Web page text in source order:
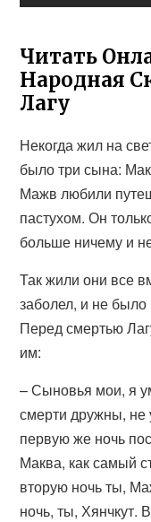
Читать
Народная
Лагу
Некогда жил на
было три сына:
Мажв любили
пастухом. Он
больше ничему и
Так жили они все
заболел, и не
Перед смертью
им:
– Сыновья мои, я
смерти дружны, не
первую же ночь
Маква, как самый
вторую ночь ты,
ночь, ты, Хянчкут.